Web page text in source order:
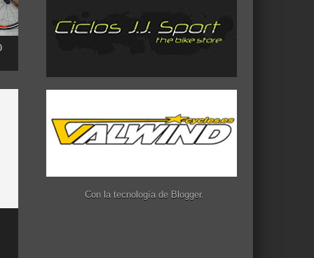
Con la tecnología de Blogger.